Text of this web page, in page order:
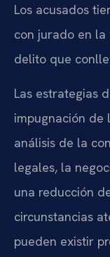
Los acusados
con jurado en
delito que
Las estrategias
impugnación de
análisis de la
legales, la
una reducción
circunstancias
pueden existir